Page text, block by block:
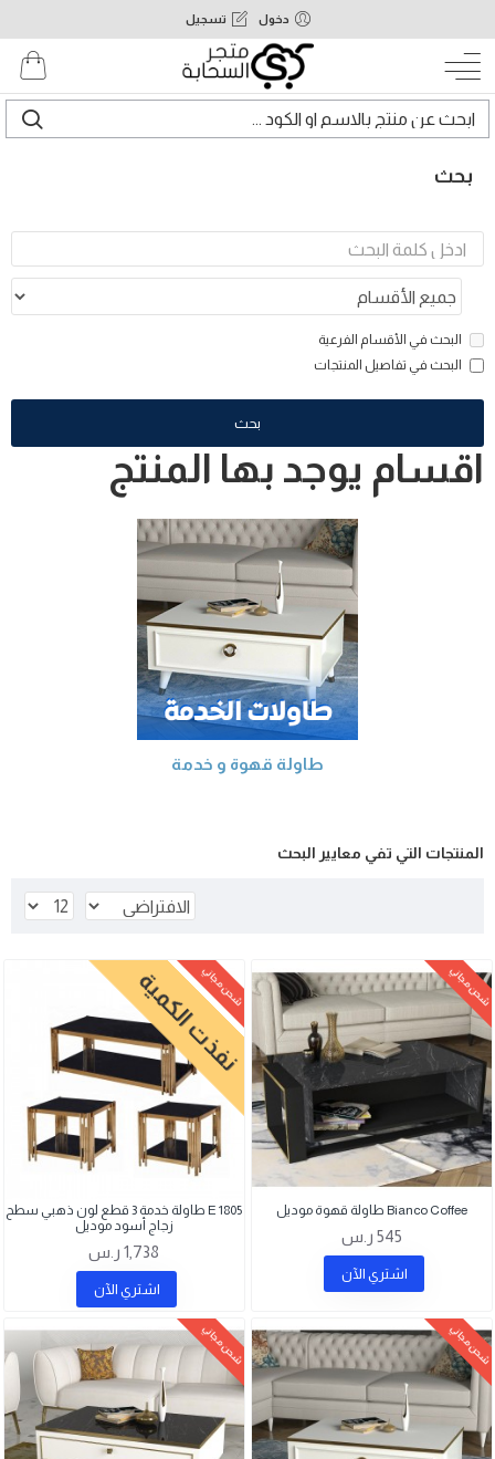
دخول تسجيل
بحث
البحث في الأقسام الفرعية
البحث في تفاصيل المنتجات
بحث
اقسام يوجد بها المنتج
طاولة قهوة و خدمة
المنتجات التي تفي معايير البحث
شحن مجاني
Bianco Coffee طاولة قهوة موديل
545 ر.س
اشتري اﻵن
شحن مجاني
نفذت الكمية
E 1805 طاولة خدمة 3 قطع لون ذهبي سطح
زجاج أسود موديل
1,738 ر.س
اشتري اﻵن
شحن مجاني شحن مجاني